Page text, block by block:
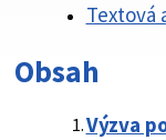
Textová
Obsah
Výzva